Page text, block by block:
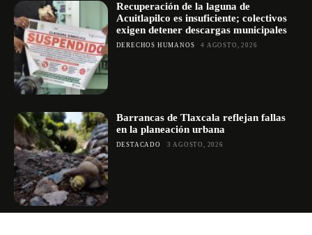
Recuperación de la laguna de
Acuitlapilco es insuficiente; colectivos
exigen detener descargas municipales
DERECHOS HUMANOS 4 AGOSTO, 2026
Barrancas de Tlaxcala reflejan fallas
en la planeación urbana
DESTACADO 3 AGOSTO, 2026